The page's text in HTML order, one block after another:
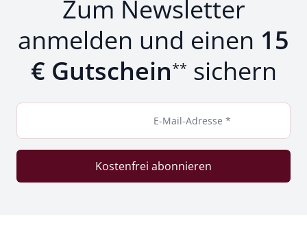
Zum Newsletter
anmelden und einen 15
€ Gutschein** sichern
E-Mail-Adresse *
Kostenfrei abonnieren